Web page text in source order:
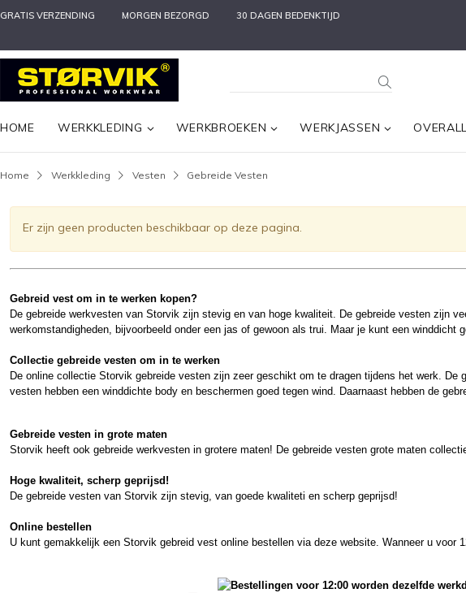
GRATIS VERZENDING MORGEN BEZORGD
30 DAGEN BEDENKTIJD
HOME WERKKLEDING WERKBROEKEN WERKJASSEN
Home Werkkleding Vesten Gebreide Vesten
Er zijn geen producten beschikbaar op deze pagina.
Gebreid vest om in te werken kopen?
De gebreide werkvesten van Storvik zijn stevig en van hoge kwaliteit. De gebreide vesten zijn
werkomstandigheden, bijvoorbeeld onder een jas of gewoon als trui. Maar je kunt een
Collectie gebreide vesten om in te werken
De online collectie Storvik gebreide vesten zijn zeer geschikt om te dragen tijdens het werk.
vesten hebben een winddichte body en beschermen goed tegen wind. Daarnaast hebben de
Gebreide vesten in grote maten
Storvik heeft ook gebreide werkvesten in grotere maten! De gebreide vesten grote maten
Hoge kwaliteit, scherp geprijsd!
De gebreide vesten van Storvik zijn stevig, van goede kwaliteti en scherp geprijsd!
Online bestellen
U kunt gemakkelijk een Storvik gebreid vest online bestellen via deze website. Wanneer u